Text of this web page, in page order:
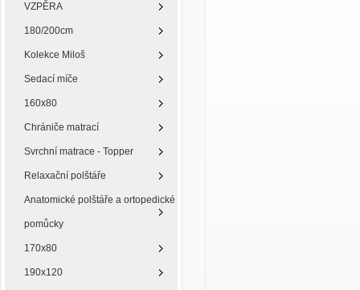
VZPĚRA
180/200cm
Kolekce Miloš
Sedací míče
160x80
Chrániče matrací
Svrchní matrace - Topper
Relaxační polštáře
Anatomické polštáře a ortopedické
pomůcky
170x80
190x120